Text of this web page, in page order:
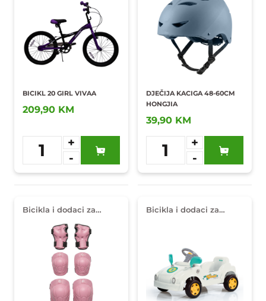
BICIKL 20 GIRL VIVAA
209,90 KM
1
+
-
Dodaj u
omiljene
DJEČIJA KACIGA 48-60CM
HONGJIA
39,90 KM
1
+
-
Dodaj u
omiljene
Bicikla i dodaci za
Bicikla i dodaci za